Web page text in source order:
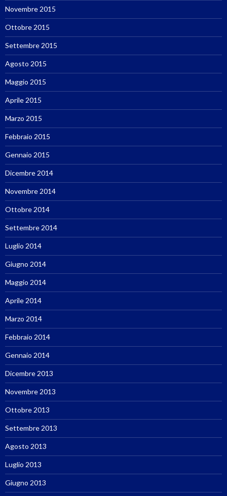
Novembre 2015
Ottobre 2015
Settembre 2015
Agosto 2015
Maggio 2015
Aprile 2015
Marzo 2015
Febbraio 2015
Gennaio 2015
Dicembre 2014
Novembre 2014
Ottobre 2014
Settembre 2014
Luglio 2014
Giugno 2014
Maggio 2014
Aprile 2014
Marzo 2014
Febbraio 2014
Gennaio 2014
Dicembre 2013
Novembre 2013
Ottobre 2013
Settembre 2013
Agosto 2013
Luglio 2013
Giugno 2013